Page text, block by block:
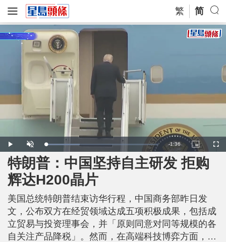
繁 简
P
l
a
y
U
n
m
u
t
e
L
o
e
:
3
0
3
8
%
R
e
n
i
-1:36
P
i
c
u
r
-
P
c
t
u
r
e
F
u
特朗普：中国坚持自主研发 拒购
辉达H200晶片
美国总统特朗普结束访华行程，中国商务部昨日发
文，公布双方在经贸领域达成五项积极成果，包括成
立贸易与投资理事会，并「原则同意对同等规模的各
自关注产品降税」。然而，在高端科技博弈方面，特